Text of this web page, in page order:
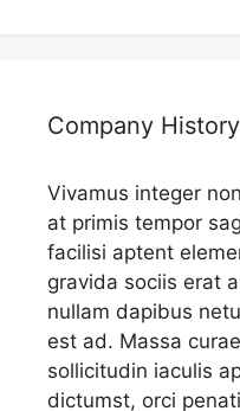
Company History
Vivamus integer
at primis tempor
facilisi aptent
gravida sociis erat
nullam dapibus
est ad. Massa
sollicitudin iaculis
dictumst, orci